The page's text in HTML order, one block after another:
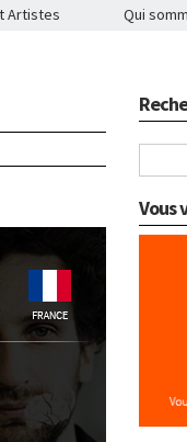
Artistes Qui
Vous